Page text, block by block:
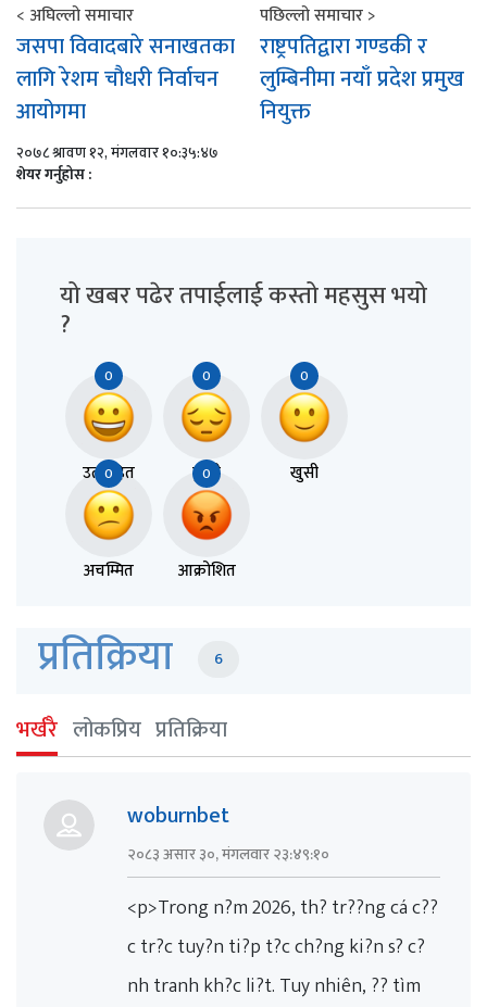
< अघिल्लो समाचार
जसपा विवादबारे सनाखतका
लागि रेशम चौधरी निर्वाचन
आयोगमा
पछिल्लो समाचार >
राष्ट्रपतिद्वारा गण्डकी र
लुम्बिनीमा नयाँ प्रदेश प्रमुख
नियुक्त
२०७८ श्रावण १२, मंगलवार १०:३५:४७
शेयर गर्नुहोस :
यो खबर पढेर तपाईलाई कस्तो महसुस भयो
?
0
उत्साहित
0
दुःखी
0
खुसी
0
अचम्मित
0
आक्रोशित
प्रतिक्रिया 6
भर्खरै लोकप्रिय प्रतिक्रिया
woburnbet
२०८३ असार ३०, मंगलवार २३:४९:१०
<p>Trong n?m 2026, th? tr??ng cá c??
c tr?c tuy?n ti?p t?c ch?ng ki?n s? c?
nh tranh kh?c li?t. Tuy nhiên, ?? tìm